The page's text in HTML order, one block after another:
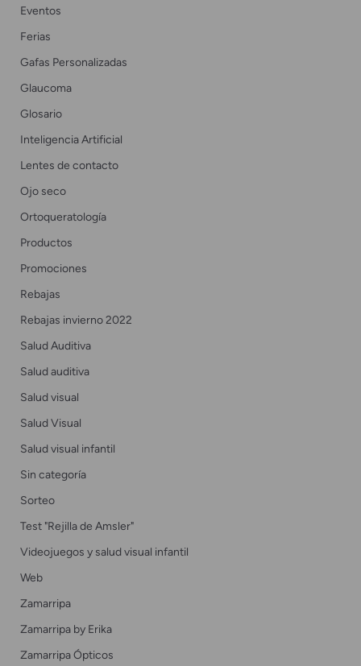
Eventos
Ferias
Gafas Personalizadas
Glaucoma
Glosario
Inteligencia Artificial
Lentes de contacto
Ojo seco
Ortoqueratología
Productos
Promociones
Rebajas
Rebajas invierno 2022
Salud Auditiva
Salud auditiva
Salud visual
Salud Visual
Salud visual infantil
Sin categoría
Sorteo
Test "Rejilla de Amsler"
Videojuegos y salud visual infantil
Web
Zamarripa
Zamarripa by Erika
Zamarripa Ópticos